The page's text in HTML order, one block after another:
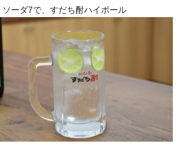
ーダ7で、すだち酎ハイボール